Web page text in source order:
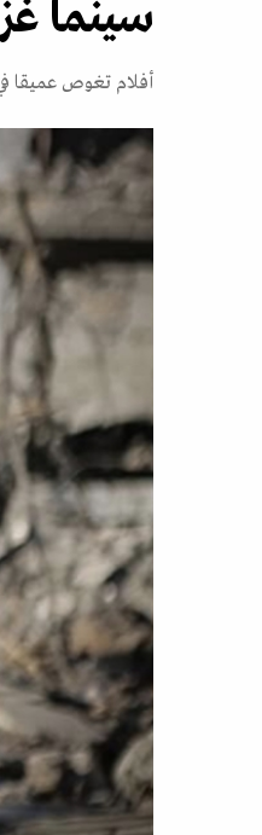
سينما
أفلام تغوص عميقا